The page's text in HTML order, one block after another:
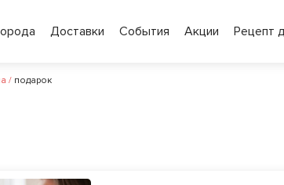
Доставки События Акции Рецепт
/ подарок